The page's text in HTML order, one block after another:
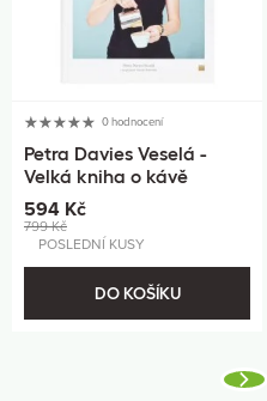
0 hodnocení
Petra Davies Veselá -
Velká kniha o kávě
594 Kč
799 Kč
POSLEDNÍ KUSY
DO KOŠÍKU